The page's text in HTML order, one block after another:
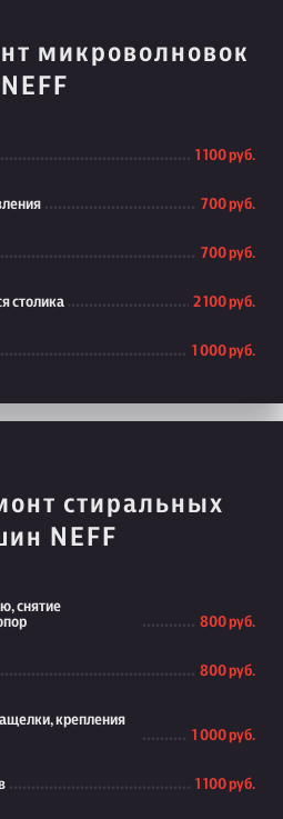
микроволновок
NEFF
1 100 руб.
700 руб.
700 руб.
столика 2 100 руб.
1 000 руб.
стиральных
NEFF
снятие
800 руб.
800 руб.
крепления
1 000 руб.
1 100 руб.